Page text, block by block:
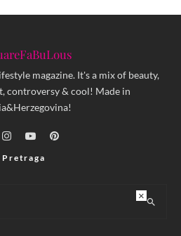
magazine. It's a mix of beauty,
controversy & cool! Made in
Pretraga
×